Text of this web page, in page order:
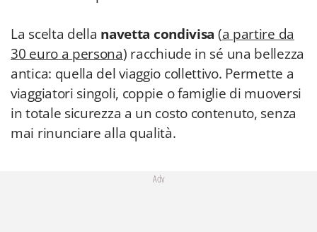
La scelta della navetta condivisa (a partire da
30 euro a persona) racchiude in sé una bellezza
antica: quella del viaggio collettivo. Permette a
viaggiatori singoli, coppie o famiglie di muoversi
in totale sicurezza a un costo contenuto, senza
mai rinunciare alla qualità.
Adv